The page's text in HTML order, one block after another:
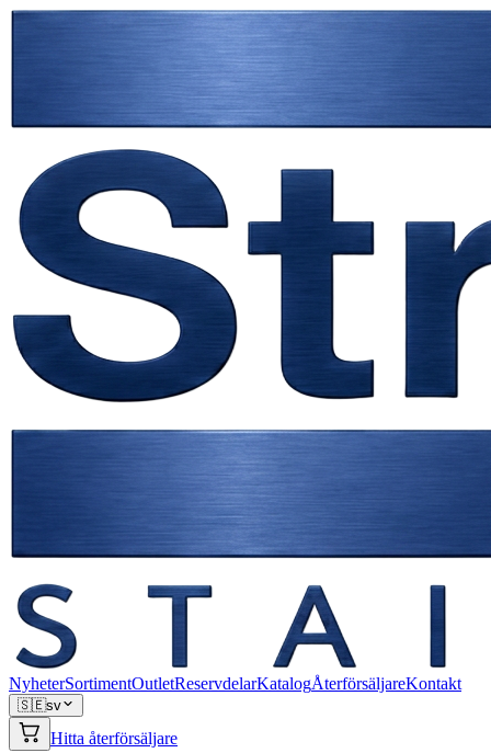
NyheterSortimentOutletReservdelarKatalogÅterförsäljareKontakt
🇸🇪sv
Hitta återförsäljare